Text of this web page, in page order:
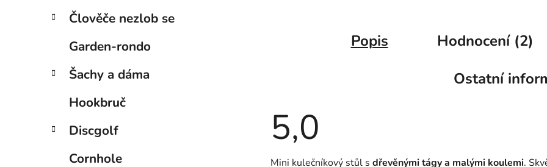
Člověče nezlob se
Garden-rondo
Šachy a dáma
Hookbruč
Discgolf
Cornhole
Popis
Hodnocení (2)
Ostatní
5,0
Průměrné
Mini kulečníkový stůl s dřevěnými tágy a malými koulemi.